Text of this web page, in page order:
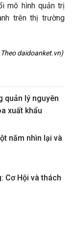
mô hình quản trị
trên thị trường
daidoanket.vn)
quản lý nguyên
xuất khẩu
năm nhìn lại và
Cơ Hội và thách